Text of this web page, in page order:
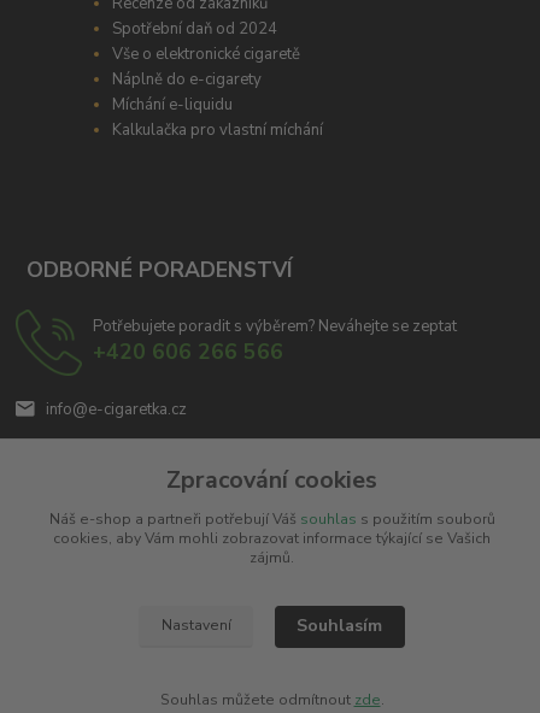
Spotřební daň od 2024
Vše o elektronické cigaretě
Náplně do e-cigarety
Míchání e-liquidu
Kalkulačka pro vlastní míchání
ODBORNÉ PORADENSTVÍ
Potřebujete poradit s výběrem? Neváhejte se zeptat
+420 606 266 566
info@e-cigaretka.cz
Miroslav Černý - MCx.cz. Všechna práva vyhrazena.
Zpracování cookies
Náš e-shop a partneři potřebují Váš souhlas s použitím souborů
cookies, aby Vám mohli zobrazovat informace týkající se Vašich
zájmů.
Nastavení Souhlasím
Souhlas můžete odmítnout zde.